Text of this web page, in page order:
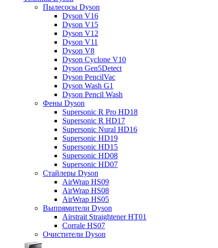
Пылесосы Dyson
Dyson V16
Dyson V15
Dyson V12
Dyson V11
Dyson V8
Dyson Cyclone V10
Dyson Gen5Detect
Dyson PencilVac
Dyson Wash G1
Dyson Pencil Wash
Фены Dyson
Supersonic R Pro HD18
Supersonic R HD17
Supersonic Nural HD16
Supersonic HD19
Supersonic HD15
Supersonic HD08
Supersonic HD07
Стайлеры Dyson
AirWrap HS09
AirWrap HS08
AirWrap HS05
Выпрямители Dyson
Airstrait Straightener HT01
Corrale HS07
Очистители Dyson